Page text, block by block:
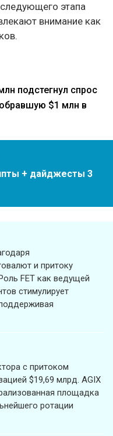
этапа
внимание как
подстегнул спрос
$1 млн в
+ дайджесты 3
и притоку
FET как ведущей
стимулирует
с притоком
$19,69 млрд. AGIX
площадка
ротации